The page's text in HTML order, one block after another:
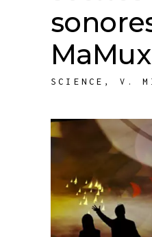
SCIENCE , V.